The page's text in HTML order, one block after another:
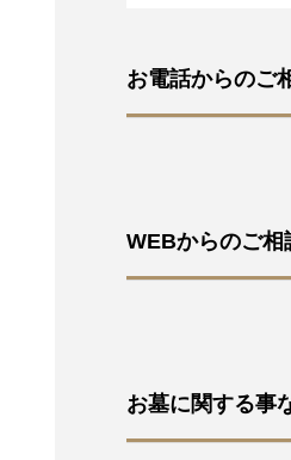
お電話からのご
WEBからのご相
お墓に関する事